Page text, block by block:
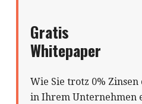
Gratis
Whitepaper
Wie Sie trotz 0%
in Ihrem Unternehmen